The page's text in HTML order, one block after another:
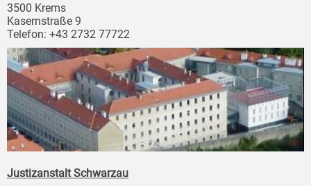
3500 Krems
Kasernstraße 9
Telefon: +43 2732 77722
Justizanstalt Schwarzau